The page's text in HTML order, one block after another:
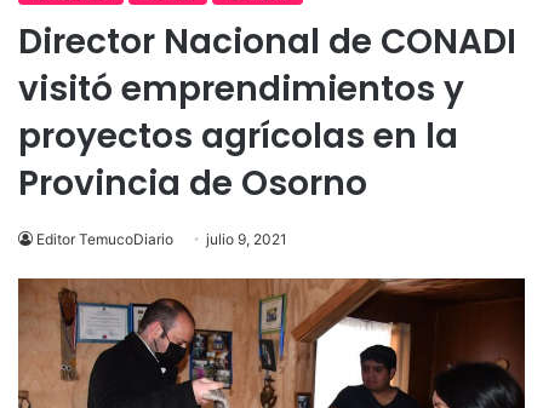
Director Nacional de CONADI
visitó emprendimientos y
proyectos agrícolas en la
Provincia de Osorno
Editor TemucoDiario julio 9, 2021